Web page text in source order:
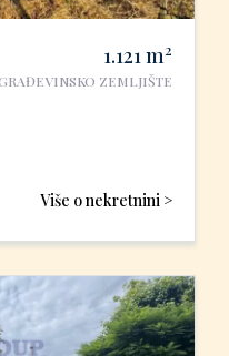
1.121m2
ZEMLJIŠTE
Više o nekretnini >